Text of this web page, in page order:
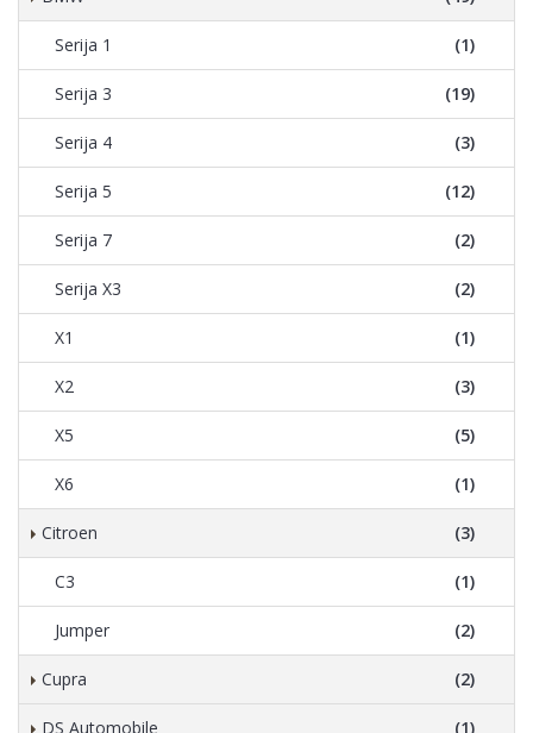
Serija 1 (1)
Serija 3 (19)
Serija 4 (3)
Serija 5 (12)
Serija 7 (2)
Serija X3 (2)
X1 (1)
X2 (3)
X5 (5)
X6 (1)
Citroen (3)
C3 (1)
Jumper (2)
Cupra (2)
DS Automobile (1)